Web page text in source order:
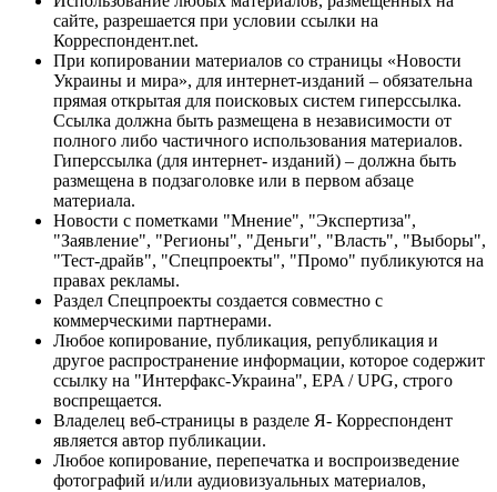
сайте, разрешается при условии ссылки на
Корреспондент.net.
При копировании материалов со страницы «Новости
Украины и мира», для интернет-изданий – обязательна
прямая открытая для поисковых систем гиперссылка.
Ссылка должна быть размещена в независимости от
полного либо частичного использования материалов.
Гиперссылка (для интернет- изданий) – должна быть
размещена в подзаголовке или в первом абзаце
материала.
Новости с пометками "Мнение", "Экспертиза",
"Заявление", "Регионы", "Деньги", "Власть", "Выборы",
"Тест-драйв", "Спецпроекты", "Промо" публикуются на
правах рекламы.
Раздел Спецпроекты создается совместно с
коммерческими партнерами.
Любое копирование, публикация, републикация и
другое распространение информации, которое содержит
ссылку на "Интерфакс-Украина", EPA / UPG, строго
воспрещается.
Владелец веб-страницы в разделе Я- Корреспондент
является автор публикации.
Любое копирование, перепечатка и воспроизведение
фотографий и/или аудиовизуальных материалов,